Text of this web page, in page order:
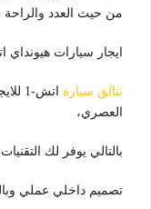
من حيث العدد
ايجار سيارات هيونداي اتش وان
تتالق سيارة
اتش-
العصري،
بالتالي يوفر لك
تصميم داخلي عملي